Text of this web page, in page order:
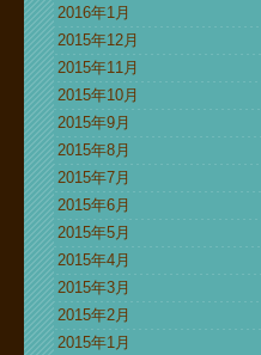
2016年1月
2015年12月
2015年11月
2015年10月
2015年9月
2015年8月
2015年7月
2015年6月
2015年5月
2015年4月
2015年3月
2015年2月
2015年1月